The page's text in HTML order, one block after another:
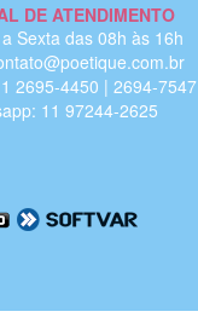
DE ATENDIMENTO
Sexta das 08h às 16h
2695-4450 | 2694-7547
11 97244-2625